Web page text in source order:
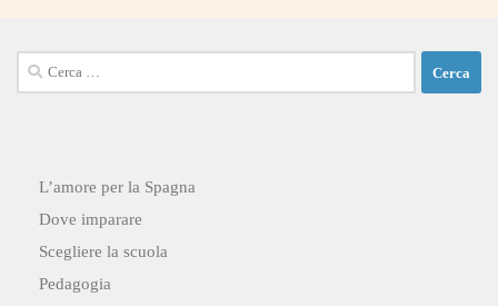
Ricerca
per:
L’amore per la Spagna
Dove imparare
Scegliere la scuola
Pedagogia